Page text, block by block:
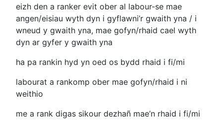
eizh den a ranker evit ober al labour-se mae
angen/eisiau wyth dyn i gyflawni’r gwaith yna / i
wneud y gwaith yna, mae gofyn/rhaid cael wyth
dyn ar gyfer y gwaith yna
ha pa rankin hyd yn oed os bydd rhaid i fi/mi
labourat a rankomp ober mae gofyn/rhaid i ni
weithio
me a rank digas sikour dezhañ mae’n rhaid i fi/mi